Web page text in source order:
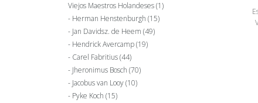
Viejos Maestros Holandeses(1)
Herman Henstenburgh (15)
Jan Davidsz. de Heem (49)
Hendrick Avercamp(19)
Carel Fabritius(44)
Jheronimus Bosch (70)
Jacobus van Looy(10)
Pyke Koch (15)